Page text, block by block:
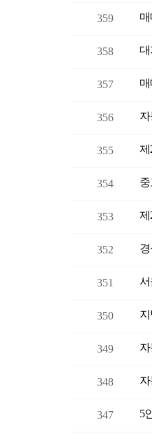
359
358 대
357
356
355 제
354
353 제
352
351 서
350 지
349
348
347 5